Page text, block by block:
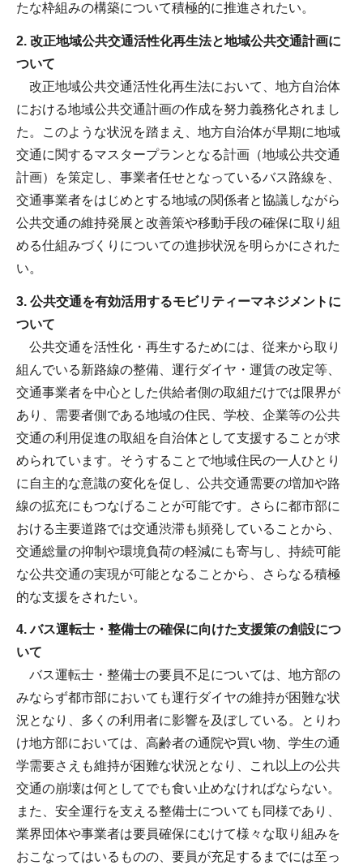
たな枠組みの構築について積極的に推進されたい。
2. 改正地域公共交通活性化再生法と地域公共交通計画に
ついて
改正地域公共交通活性化再生法において、地方自治体
における地域公共交通計画の作成を努力義務化されまし
た。このような状況を踏まえ、地方自治体が早期に地域
交通に関するマスタープランとなる計画（地域公共交通
計画）を策定し、事業者任せとなっているバス路線を、
交通事業者をはじめとする地域の関係者と協議しながら
公共交通の維持発展と改善策や移動手段の確保に取り組
める仕組みづくりについての進捗状況を明らかにされた
い。
3. 公共交通を有効活用するモビリティーマネジメントに
ついて
公共交通を活性化・再生するためには、従来から取り
組んでいる新路線の整備、運行ダイヤ・運賃の改定等、
交通事業者を中心とした供給者側の取組だけでは限界が
あり、需要者側である地域の住民、学校、企業等の公共
交通の利用促進の取組を自治体として支援することが求
められています。そうすることで地域住民の一人ひとり
に自主的な意識の変化を促し、公共交通需要の増加や路
線の拡充にもつなげることが可能です。さらに都市部に
おける主要道路では交通渋滞も頻発していることから、
交通総量の抑制や環境負荷の軽減にも寄与し、持続可能
な公共交通の実現が可能となることから、さらなる積極
的な支援をされたい。
4. バス運転士・整備士の確保に向けた支援策の創設につ
いて
バス運転士・整備士の要員不足については、地方部の
みならず都市部においても運行ダイヤの維持が困難な状
況となり、多くの利用者に影響を及ぼしている。とりわ
け地方部においては、高齢者の通院や買い物、学生の通
学需要さえも維持が困難な状況となり、これ以上の公共
交通の崩壊は何としてでも食い止めなければならない。
また、安全運行を支える整備士についても同様であり、
業界団体や事業者は要員確保にむけて様々な取り組みを
おこなってはいるものの、要員が充足するまでには至っ